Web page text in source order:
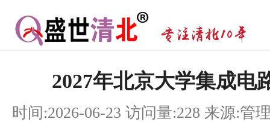
2027年北京大学集成电
时间:2026-06-23 访问量:228 来源:管